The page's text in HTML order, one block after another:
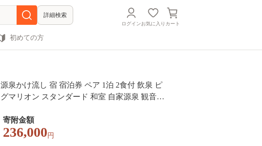
詳細検索
ログインお気に入り カート
初めての方
源泉かけ流し 宿 宿泊券 ペア 1泊 2食付 飲泉 ピ
グマリオン スタンダード 和室 自家源泉 観音温
水 食事付き 檜風呂 1泊2食 満天檜風呂付 会席料
理 静岡県 下田市 伊豆
寄附金額
236,000 円